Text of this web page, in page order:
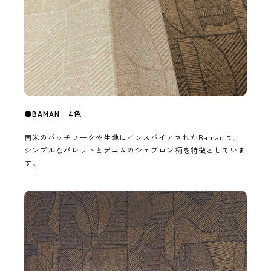
●BAMAN 4色
南米のパッチワークや生地にインスパイアされたBamanは、
シンプルなパレットとデニムのシェブロン柄を特徴としていま
す。